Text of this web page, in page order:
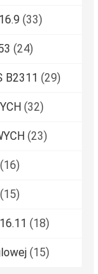
(33)
(24)
B2311 (29)
(32)
(23)
(16)
(15)
(18)
(15)